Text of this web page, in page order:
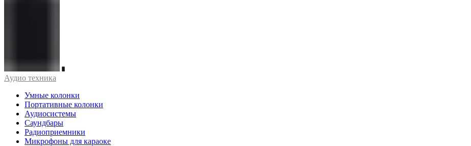
Аудио техника
Умные колонки
Портативные колонки
Аудиосистемы
Саундбары
Радиоприемники
Микрофоны для караоке